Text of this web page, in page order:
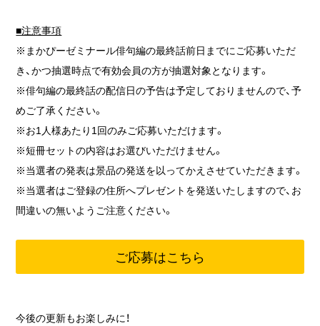
■注意事項
※まかぴーゼミナール俳句編の最終話前日までにご応募いただ
き、かつ抽選時点で有効会員の方が抽選対象となります。
※俳句編の最終話の配信日の予告は予定しておりませんので、予
めご了承ください。
※お1人様あたり1回のみご応募いただけます。
※短冊セットの内容はお選びいただけません。
※当選者の発表は景品の発送を以ってかえさせていただきます。
※当選者はご登録の住所へプレゼントを発送いたしますので、お
間違いの無いようご注意ください。
ご応募はこちら
今後の更新もお楽しみに！